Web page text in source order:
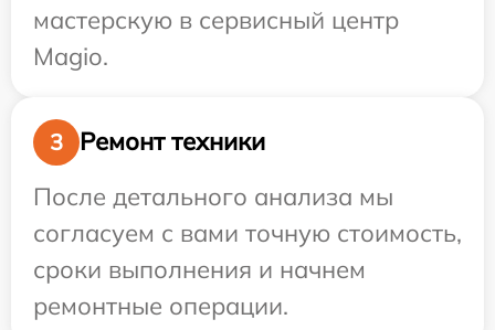
мастерскую в сервисный центр
Magio.
3
Ремонт техники
После детального анализа мы
согласуем с вами точную стоимость,
сроки выполнения и начнем
ремонтные операции.